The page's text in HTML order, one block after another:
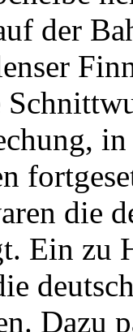
der
die
Ein zu
Dazu